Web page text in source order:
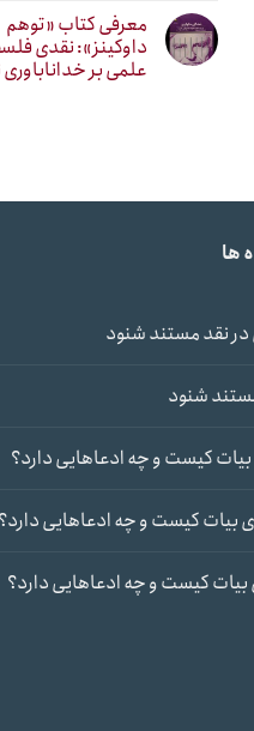
معرفی کتاب «توهم
داوکینز»: نقدی
علمی بر
ها
درنقد مستند شنود
شنود
بیات کیست و چه ادعاهایی دارد؟
بیات کیست و چه ادعاهایی دارد؟
بیات کیست و چه ادعاهایی دارد؟